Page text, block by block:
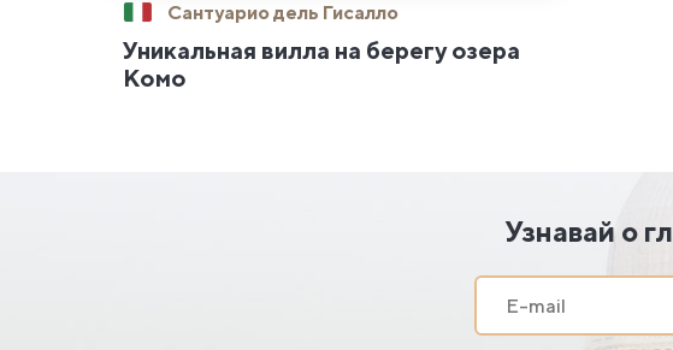
Сантуарио дель Гисалло
Уникальная вилла на берегу озера
Комо
Узнавай о